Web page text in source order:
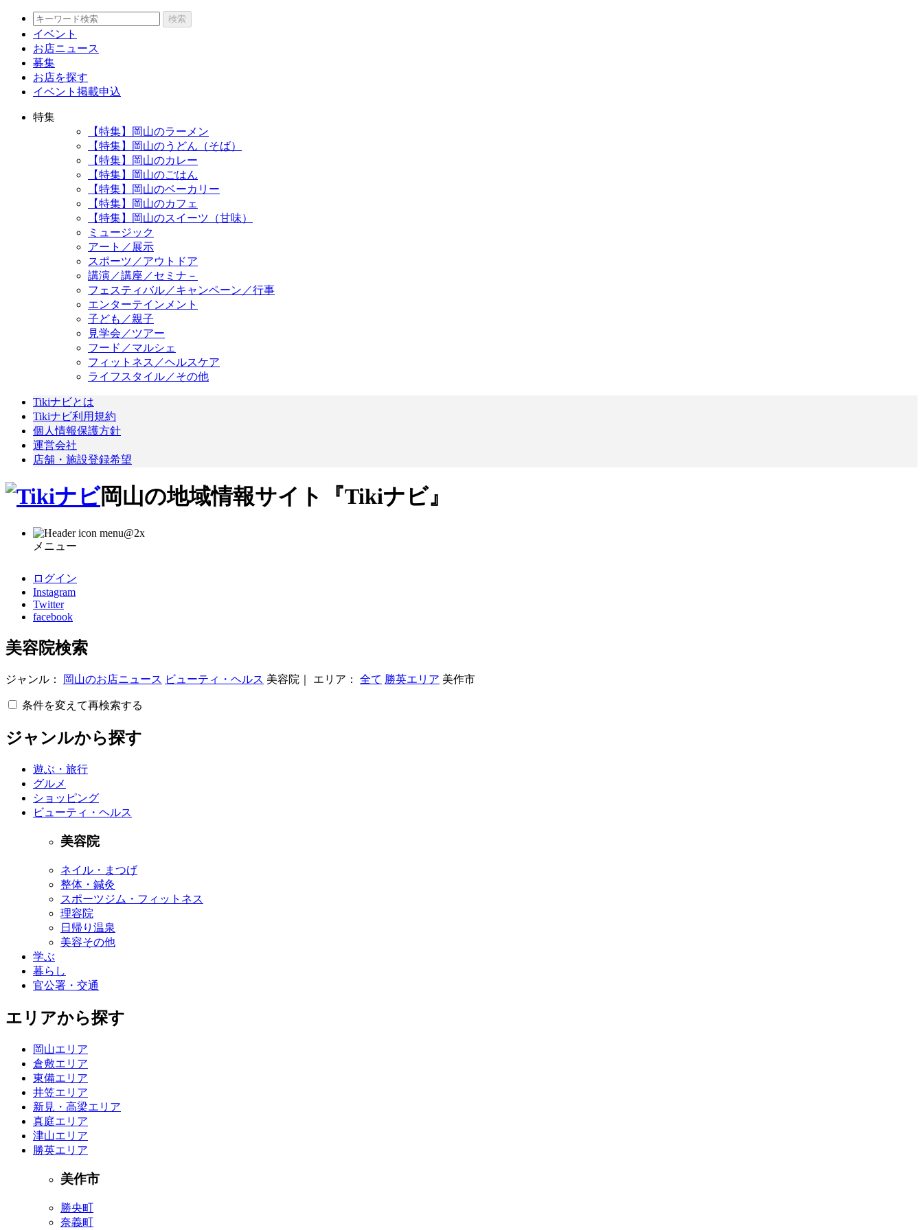
検索
イベント
お店ニュース
募集
お店を探す
イベント掲載申込
特集
【特集】岡山のラーメン
【特集】岡山のうどん（そば）
【特集】岡山のカレー
【特集】岡山のごはん
【特集】岡山のベーカリー
【特集】岡山のカフェ
【特集】岡山のスイーツ（甘味）
ミュージック
アート／展示
スポーツ／アウトドア
講演／講座／セミナ－
フェスティバル／キャンペーン／行事
エンターテインメント
子ども／親子
見学会／ツアー
フード／マルシェ
フィットネス／ヘルスケア
ライフスタイル／その他
Tikiナビとは
Tikiナビ利用規約
個人情報保護方針
運営会社
店舗・施設登録希望
岡山の地域情報サイト『Tikiナビ』
メニュー
ログイン
Instagram
Twitter
facebook
美容院検索
ジャンル： 岡山のお店ニュース ビューティ・ヘルス 美容院 エリア： 全て 勝英エリア 美作市
条件を変えて再検索する
ジャンルから探す
遊ぶ・旅行
グルメ
ショッピング
ビューティ・ヘルス
美容院
ネイル・まつげ
整体・鍼灸
スポーツジム・フィットネス
理容院
日帰り温泉
美容その他
学ぶ
暮らし
官公署・交通
エリアから探す
岡山エリア
倉敷エリア
東備エリア
井笠エリア
新見・高梁エリア
真庭エリア
津山エリア
勝英エリア
美作市
勝央町
奈義町